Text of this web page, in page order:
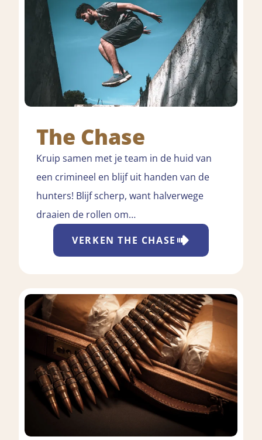
The Chase
Kruip samen met je team in de huid van
een crimineel en blijf uit handen van de
hunters! Blijf scherp, want halverwege
draaien de rollen om…
VERKENTHE CHASE